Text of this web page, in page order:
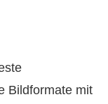
Bildformate mit